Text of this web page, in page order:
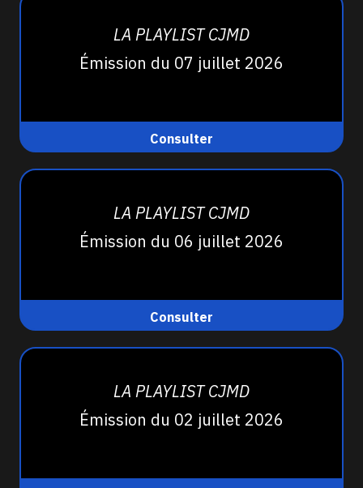
LA PLAYLIST CJMD
Émission du 07 juillet 2026
Consulter
LA PLAYLIST CJMD
Émission du 06 juillet 2026
Consulter
LA PLAYLIST CJMD
Émission du 02 juillet 2026